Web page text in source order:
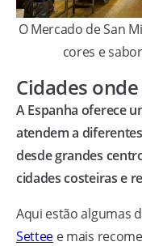
O Mercado de San
cores e
Cidades
A Espanha oferece
atendem a
desde grandes
cidades costeiras e
Aqui estão algumas
Settee e mais